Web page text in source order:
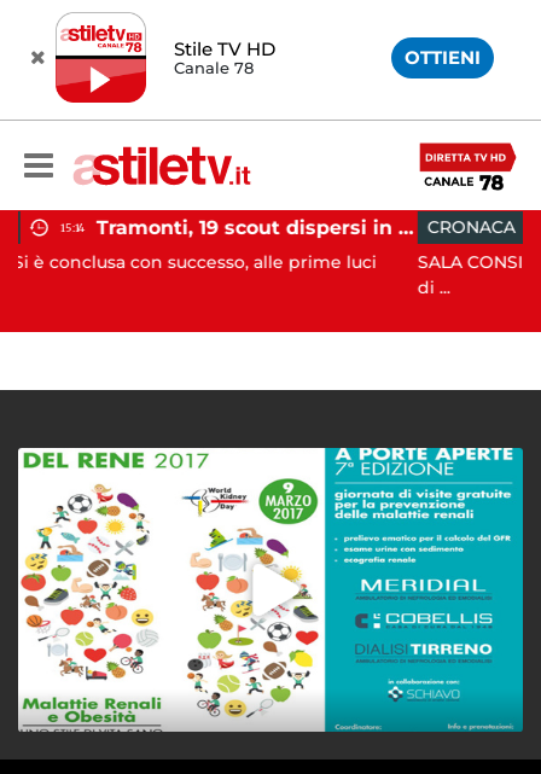
Stile TV HD
Canale 78 OTTIENI
Tramonti, 19 scout dispersi in montagna salvati dai vigili del fuoco
successo, alle prime luci
CRONACA 12:41
SALA CONSILINA. Si